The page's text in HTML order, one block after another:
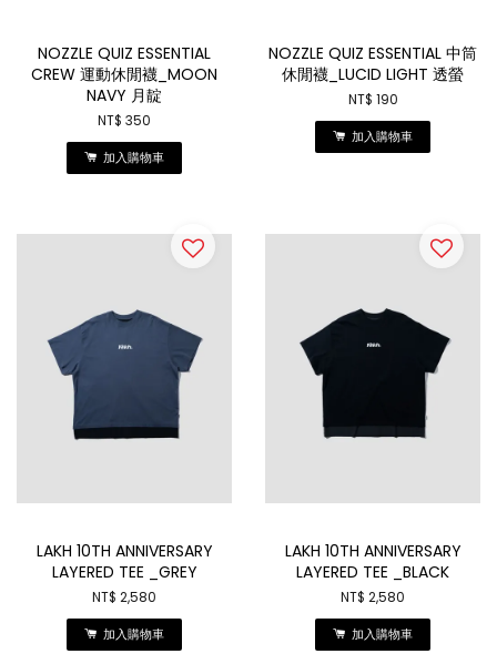
NOZZLE QUIZ ESSENTIAL
CREW 運動休閒襪_MOON
NAVY 月靛
NT$ 350
加入購物車
NOZZLE QUIZ ESSENTIAL 中筒
休閒襪_LUCID LIGHT 透螢
NT$ 190
加入購物車
LAKH 10TH ANNIVERSARY
LAYERED TEE _GREY
NT$ 2,580
加入購物車
LAKH 10TH ANNIVERSARY
LAYERED TEE _BLACK
NT$ 2,580
加入購物車